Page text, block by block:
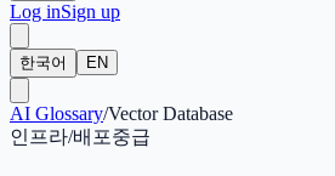
Log inSign up
한국어 EN
AI Glossary/Vector Database
인프라/배포중급